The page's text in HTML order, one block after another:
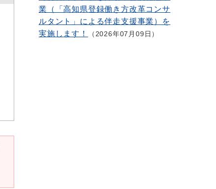
業（「高知県登録働き方改革コンサ
ルタント」による伴走支援事業）を
実施します！
2026年07月09日